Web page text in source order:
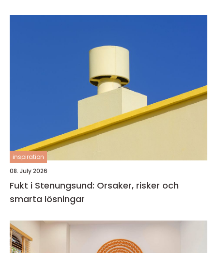
inspiration
08. July 2026
Fukt i Stenungsund: Orsaker, risker och
smarta lösningar